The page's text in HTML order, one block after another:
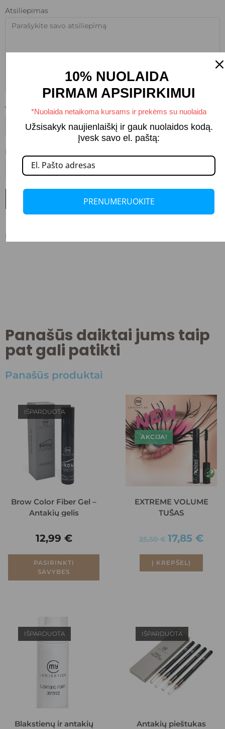
Atsiliepimas
Vardas
Elektroninis paštas
Kol kas atsiliepimų nėra. Būkite pirmas, parašęs.
Panašūs daiktai jums taip
pat gali patikti
Panašūs produktai
IŠPARDUOTA
Brow Color Fiber Gel –
Antakių gelis
12,99 €
PASIRINKTI
SAVYBES
AKCIJA!
EXTREME VOLUME
TUŠAS
25,50€ 17,85 €
Į KREPŠELĮ
IŠPARDUOTA
Blakstienų ir antakių
IŠPARDUOTA
Antakių pieštukas
10% NUOLAIDA
PIRMAM APSIPIRKIMUI
*Nuolaida netaikoma kursams ir prekėms su nuolaida
Užsisakyk naujienlaiškį ir gauk nuolaidos kodą.
Įvesk savo el. paštą:
PRENUMERUOKITE